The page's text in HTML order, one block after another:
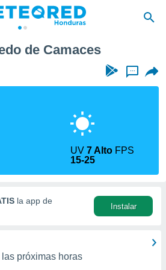
de Camaces
...
UV7 Alto FPS
15-25
la app de
Instalar
próximas horas